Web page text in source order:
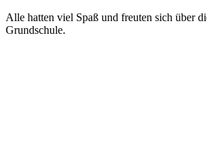
Alle hatten viel Spaß und freuten sich über
Grundschule.